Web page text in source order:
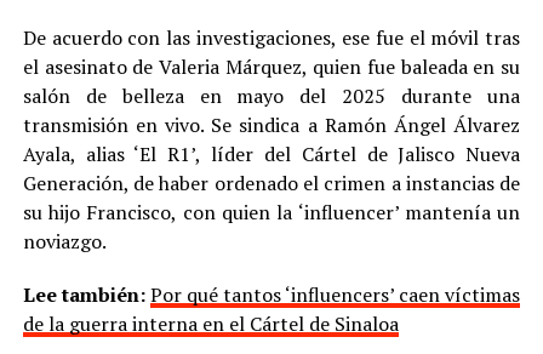
De acuerdo con las investigaciones, ese fue el móvil tras
el asesinato de Valeria Márquez, quien fue baleada en su
salón de belleza en mayo del 2025 durante una
transmisión en vivo. Se sindica a Ramón Ángel Álvarez
Ayala, alias ‘El R1’, líder del Cártel de Jalisco Nueva
Generación, de haber ordenado el crimen a instancias de
su hijo Francisco, con quien la ‘influencer’ mantenía un
noviazgo.
Lee también:Por qué tantos ‘influencers’ caen víctimas
de la guerra interna en el Cártel de Sinaloa